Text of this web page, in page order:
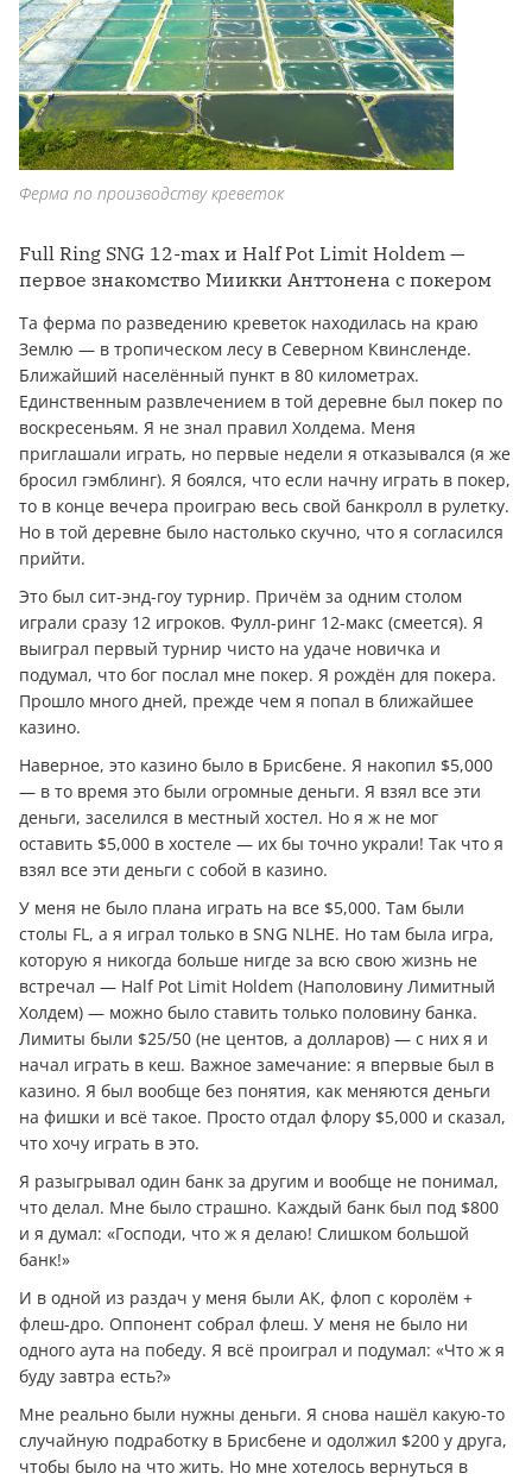
Ферма по производству креветок
Full Ring SNG 12-max и Half Pot Limit Holdem —
первое знакомство Миикки Анттонена с покером
Та ферма по разведению креветок находилась на краю
Землю — в тропическом лесу в Северном Квинсленде.
Ближайший населённый пункт в 80 километрах.
Единственным развлечением в той деревне был покер по
воскресеньям. Я не знал правил Холдема. Меня
приглашали играть, но первые недели я отказывался (я же
бросил гэмблинг). Я боялся, что если начну играть в покер,
то в конце вечера проиграю весь свой банкролл в рулетку.
Но в той деревне было настолько скучно, что я согласился
прийти.
Это был сит-энд-гоу турнир. Причём за одним столом
играли сразу 12 игроков. Фулл-ринг 12-макс (смеется). Я
выиграл первый турнир чисто на удаче новичка и
подумал, что бог послал мне покер. Я рождён для покера.
Прошло много дней, прежде чем я попал в ближайшее
казино.
Наверное, это казино было в Брисбене. Я накопил $5,000
— в то время это были огромные деньги. Я взял все эти
деньги, заселился в местный хостел. Но я ж не мог
оставить $5,000 в хостеле — их бы точно украли! Так что я
взял все эти деньги с собой в казино.
У меня не было плана играть на все $5,000. Там были
столы FL, а я играл только в SNG NLHE. Но там была игра,
которую я никогда больше нигде за всю свою жизнь не
встречал — Half Pot Limit Holdem (Наполовину Лимитный
Холдем) — можно было ставить только половину банка.
Лимиты были $25/50 (не центов, а долларов) — с них я и
начал играть в кеш. Важное замечание: я впервые был в
казино. Я был вообще без понятия, как меняются деньги
на фишки и всё такое. Просто отдал флору $5,000 и сказал,
что хочу играть в это.
Я разыгрывал один банк за другим и вообще не понимал,
что делал. Мне было страшно. Каждый банк был под $800
и я думал: «Господи, что ж я делаю! Слишком большой
банк!»
И в одной из раздач у меня были АК, флоп с королём +
флеш-дро. Оппонент собрал флеш. У меня не было ни
одного аута на победу. Я всё проиграл и подумал: «Что ж я
буду завтра есть?»
Мне реально были нужны деньги. Я снова нашёл какую-то
случайную подработку в Брисбене и одолжил $200 у друга,
чтобы было на что жить. Но мне хотелось вернуться в